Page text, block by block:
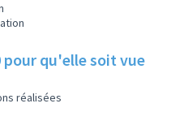
pour qu'elle soit vue
réalisées